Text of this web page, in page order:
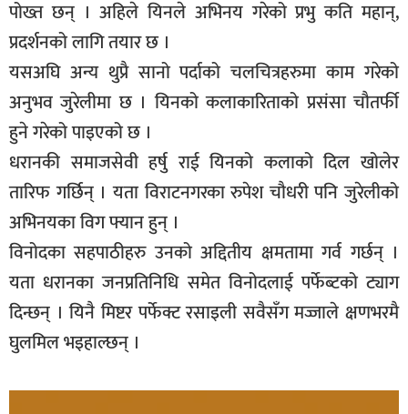
पोख्त छन् । अहिले यिनले अभिनय गरेको प्रभु कति महान्,
प्रदर्शनको लागि तयार छ ।
यसअघि अन्य थुप्रै सानो पर्दाको चलचित्रहरुमा काम गरेको
अनुभव जुरेलीमा छ । यिनको कलाकारिताको प्रसंसा चौतर्फी
हुने गरेको पाइएको छ ।
धरानकी समाजसेवी हर्षु राई यिनको कलाको दिल खोलेर
तारिफ गर्छिन् । यता विराटनगरका रुपेश चौधरी पनि जुरेलीको
अभिनयका विग फ्यान हुन् ।
विनोदका सहपाठीहरु उनको अद्दितीय क्षमतामा गर्व गर्छन् ।
यता धरानका जनप्रतिनिधि समेत विनोदलाई पर्फेब्टको ट्याग
दिन्छन् । यिनै मिष्टर पर्फेक्ट रसाइली सवैसँग मज्जाले क्षणभरमै
घुलमिल भइहाल्छन् ।